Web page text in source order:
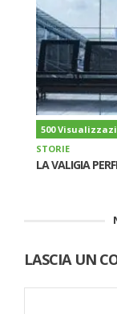
500
STORIE
LA VALIGIA
LASCIA UN